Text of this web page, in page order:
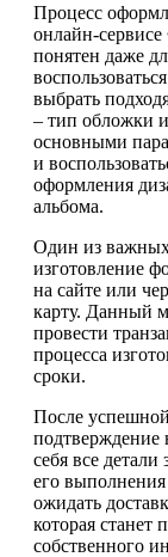
Процесс
онлайн-
понятен даже
выбрать
– тип обложки
основными
и
оформления
альбома.
Один из важных
изготовление
на сайте или
карту. Данный
провести
процесса
сроки.
После
подтверждение
себя все детали
его выполнения
ожидать
которая
собственного